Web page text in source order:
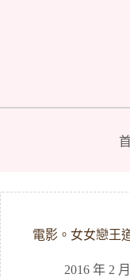
容
電影。女女戀王
2016 年 2